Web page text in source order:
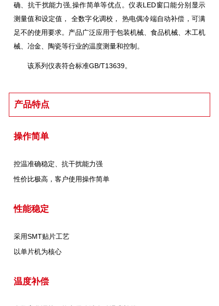
确、抗干扰能力强,操作简单等优点。仪表LED窗口能分别显示
测量值和设定值， 全数字化调校， 热电偶冷端自动补偿，可满
足不的使用要求。产品广泛应用于包装机械、食品机械、木工机
械、冶金、陶瓷等行业的温度测量和控制。
该系列仪表符合标准GB/T13639。
产品特点
操作简单
控温准确稳定、抗干扰能力强
性价比极高，客户使用操作简单
性能稳定
采用SMT贴片工艺
以单片机为核心
温度补偿